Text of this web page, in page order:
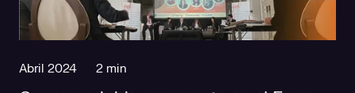
Abril 2024 2 min